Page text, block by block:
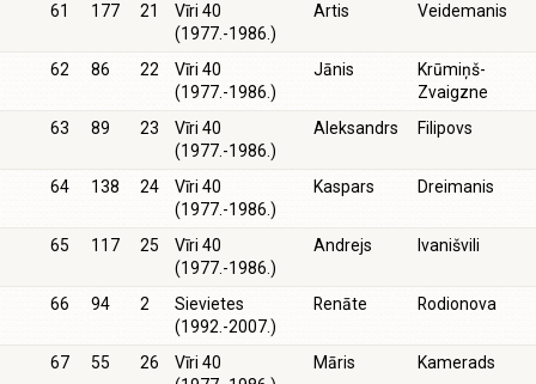
61 177 21
Vīri 40
(1977.-1986.)
Artis Veidemanis
62 86 22
Vīri 40
(1977.-1986.)
Jānis
Krūmiņš-
Zvaigzne
63
89 23
Vīri 40
(1977.-1986.)
Aleksandrs Filipovs
64 138 24
Vīri 40
(1977.-1986.)
Kaspars Dreimanis
65 117 25
Vīri 40
(1977.-1986.)
Andrejs Ivanišvili
66 94 2
Sievietes
(1992.-2007.)
Renāte Rodionova
67 55 26
Vīri 40
Māris Kamerads